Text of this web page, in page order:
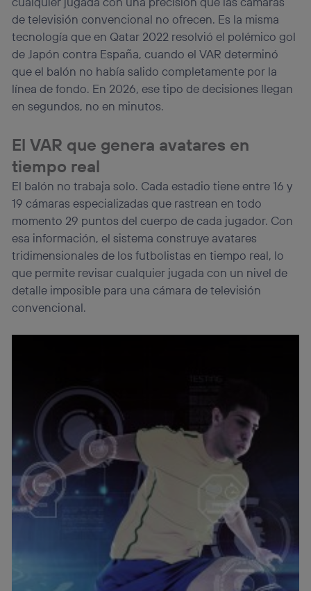
de televisión convencional no ofrecen. Es la misma
tecnología que en Qatar 2022 resolvió el polémico gol
de Japón contra España, cuando el VAR determinó
que el balón no había salido completamente por la
línea de fondo. En 2026, ese tipo de decisiones llegan
en segundos, no en minutos.
El VAR que genera avatares en
tiempo real
El balón no trabaja solo. Cada estadio tiene entre 16 y
19 cámaras especializadas que rastrean en todo
momento 29 puntos del cuerpo de cada jugador. Con
esa información, el sistema construye avatares
tridimensionales de los futbolistas en tiempo real, lo
que permite revisar cualquier jugada con un nivel de
detalle imposible para una cámara de televisión
convencional.